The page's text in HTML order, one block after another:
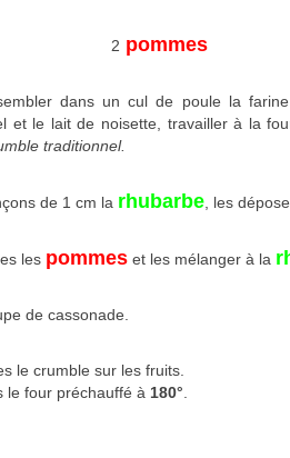
2 pommes
dans un cul de poule la
et le lait de noisette, travailler à la
traditionnel.
de 1 cm la rhubarbe , les
les pommes et les mélanger à la
de cassonade.
le crumble sur les fruits.
le four préchauffé à 180°